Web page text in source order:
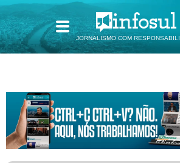
JORNALISMO COM